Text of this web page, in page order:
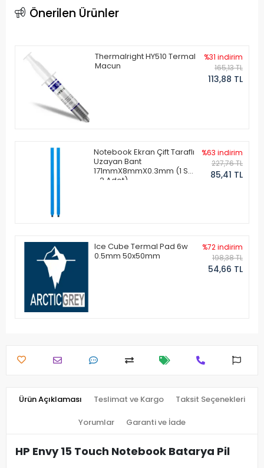
Önerilen Ürünler
Thermalright HY510 Termal
Macun
%31 indirim
165,13 TL
113,88 TL
Notebook Ekran Çift Taraflı
Uzayan Bant
171mmX8mmX0.3mm (1 Set
- 2 Adet)
%63 indirim
227,76 TL
85,41 TL
Ice Cube Termal Pad 6w
0.5mm 50x50mm
%72 indirim
198,38 TL
54,66 TL
Ürün Açıklaması Teslimat ve Kargo Taksit Seçenekleri
Yorumlar Garanti ve İade
HP Envy 15 Touch Notebook Batarya Pil